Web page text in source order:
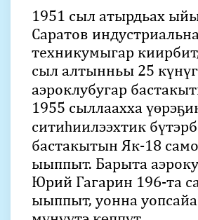
1951 сыл атырдьах
Саратов
техникумыгар
сыл алтынньы 25
аэроклубугар
1955 сыллаахха
ситиһиилээхтик
бастакытын Як-18
ыыппыт. Барыта
Юрий Гагарин 196-та
ыыппыт, уонна